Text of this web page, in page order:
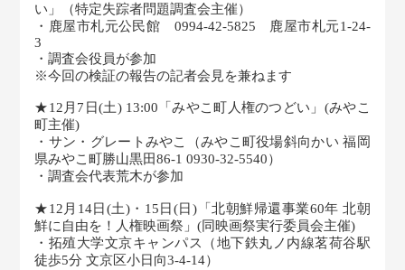
い」（特定失踪者問題調査会主催）
・鹿屋市札元公民館 0994-42-5825 鹿屋市札元1-24-
3
・調査会役員が参加
※今回の検証の報告の記者会見を兼ねます
★12月7日(土) 13:00「みやこ町人権のつどい」(みやこ
町主催)
・サン・グレートみやこ（みやこ町役場斜向かい 福岡
県みやこ町勝山黒田86-1 0930-32-5540）
・調査会代表荒木が参加
★12月14日(土)・15日(日)「北朝鮮帰還事業60年 北朝
鮮に自由を！人権映画祭」(同映画祭実行委員会主催)
・拓殖大学文京キャンパス（地下鉄丸ノ内線茗荷谷駅
徒歩5分 文京区小日向3-4-14）